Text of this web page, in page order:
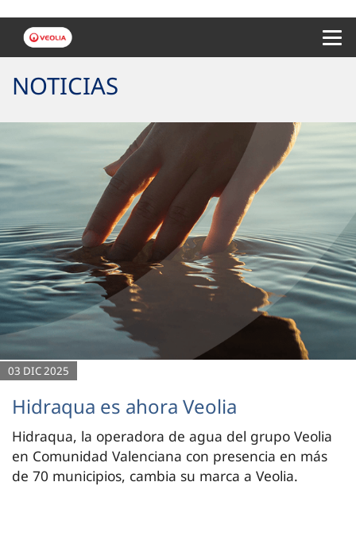
NOTICIAS
03 DIC 2025
Hidraqua es ahora Veolia
Hidraqua, la operadora de agua del grupo Veolia
en Comunidad Valenciana con presencia en más
de 70 municipios, cambia su marca a Veolia.